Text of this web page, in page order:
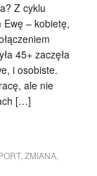
Z cyklu
Ewę – kobietę,
45+ zaczęła
i osobiste.
ale nie
[…]
, ZMIANA,